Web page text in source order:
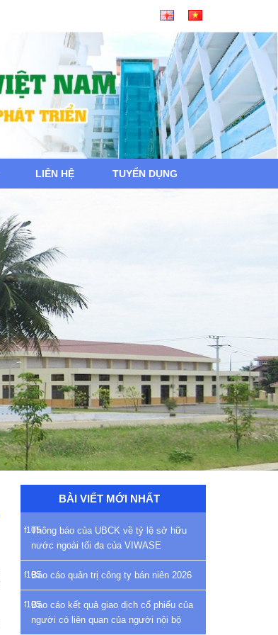
LIÊN HỆ TUYỂN DỤNG
BÀI VIẾT MỚI NHẤT
Thông báo của UBCK về tỷ lệ sở hữu
nước ngoài tối đa của VIWASE
Báo cáo quản trị công ty bán niên 2026
Báo cáo kết quả giao dịch cổ phiếu của
người có liên quan của người nội bộ